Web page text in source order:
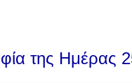
της Ημέρας